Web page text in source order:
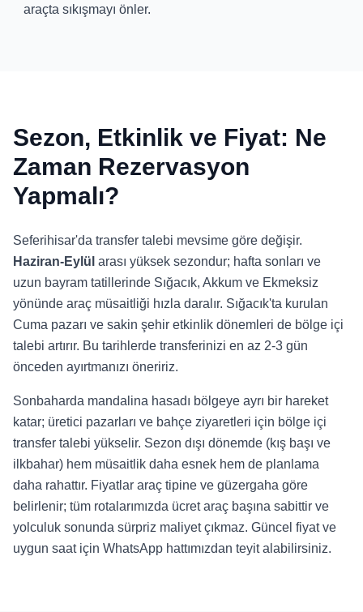
araçta sıkışmayı önler.
Sezon, Etkinlik ve Fiyat: Ne
Zaman Rezervasyon
Yapmalı?
Seferihisar'da transfer talebi mevsime göre değişir.
Haziran-Eylül arası yüksek sezondur; hafta sonları ve
uzun bayram tatillerinde Sığacık, Akkum ve Ekmeksiz
yönünde araç müsaitliği hızla daralır. Sığacık'ta kurulan
Cuma pazarı ve sakin şehir etkinlik dönemleri de bölge içi
talebi artırır. Bu tarihlerde transferinizi en az 2-3 gün
önceden ayırtmanızı öneririz.
Sonbaharda mandalina hasadı bölgeye ayrı bir hareket
katar; üretici pazarları ve bahçe ziyaretleri için bölge içi
transfer talebi yükselir. Sezon dışı dönemde (kış başı ve
ilkbahar) hem müsaitlik daha esnek hem de planlama
daha rahattır. Fiyatlar araç tipine ve güzergaha göre
belirlenir; tüm rotalarımızda ücret araç başına sabittir ve
yolculuk sonunda sürpriz maliyet çıkmaz. Güncel fiyat ve
uygun saat için WhatsApp hattımızdan teyit alabilirsiniz.